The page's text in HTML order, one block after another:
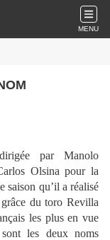
MENU
par Manolo
Olsina pour la
saison qu’il a réalisé
du toro Revilla
les plus en vue
sont les deux noms